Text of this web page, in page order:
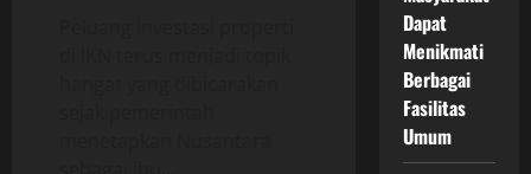
Dapat
Menikmati
Berbagai
Fasilitas
Umum